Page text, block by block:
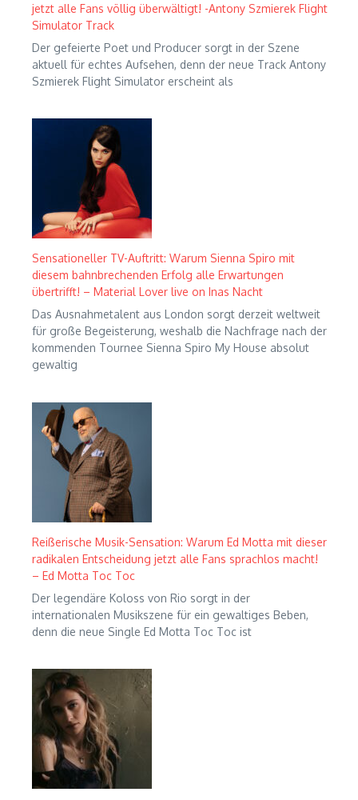
jetzt alle Fans völlig überwältigt! -Antony Szmierek Flight
Simulator Track
Der gefeierte Poet und Producer sorgt in der Szene
aktuell für echtes Aufsehen, denn der neue Track Antony
Szmierek Flight Simulator erscheint als
Sensationeller TV-Auftritt: Warum Sienna Spiro mit
diesem bahnbrechenden Erfolg alle Erwartungen
übertrifft! – Material Lover live on Inas Nacht
Das Ausnahmetalent aus London sorgt derzeit weltweit
für große Begeisterung, weshalb die Nachfrage nach der
kommenden Tournee Sienna Spiro My House absolut
gewaltig
Reißerische Musik-Sensation: Warum Ed Motta mit dieser
radikalen Entscheidung jetzt alle Fans sprachlos macht!
– Ed Motta Toc Toc
Der legendäre Koloss von Rio sorgt in der
internationalen Musikszene für ein gewaltiges Beben,
denn die neue Single Ed Motta Toc Toc ist